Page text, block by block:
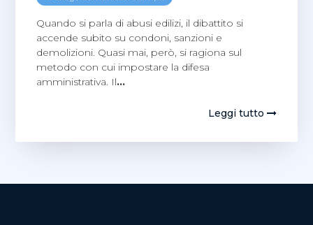
Quando si parla di abusi edilizi, il dibattito si
accende subito su condoni, sanzioni e
demolizioni. Quasi mai, però, si ragiona sul
metodo con cui impostare la difesa
amministrativa. Il…
Leggi tutto